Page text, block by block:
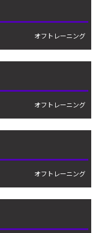
オフトレーニング
オフトレーニング
オフトレーニング